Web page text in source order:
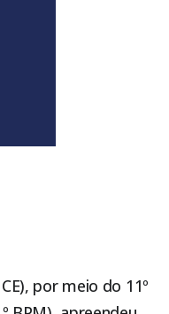
por meio do 11º